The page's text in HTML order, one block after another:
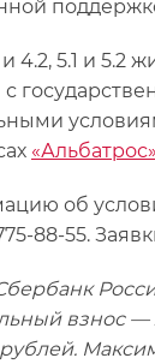
5.1 и 5.2
«Альбатрос»
об
88-55.
взнос —